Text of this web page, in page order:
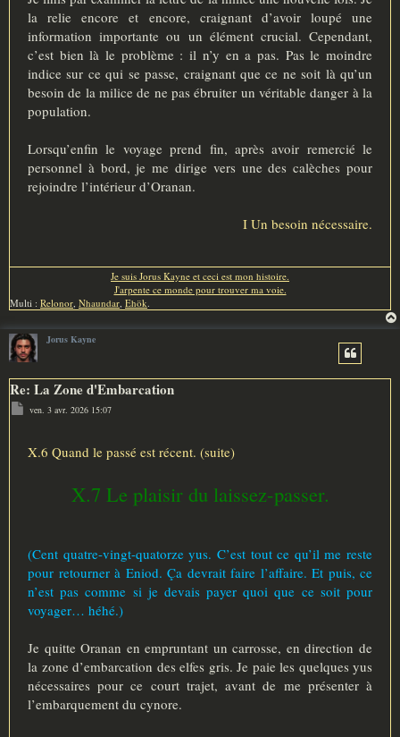
la relie encore et encore, craignant d’avoir loupé une
information importante ou un élément crucial. Cependant,
c’est bien là le problème : il n’y en a pas. Pas le moindre
indice sur ce qui se passe, craignant que ce ne soit là qu’un
besoin de la milice de ne pas ébruiter un véritable danger à la
population.
Lorsqu’enfin le voyage prend fin, après avoir remercié le
personnel à bord, je me dirige vers une des calèches pour
rejoindre l’intérieur d’Oranan.
I Un besoin nécessaire.
Je suis Jorus Kayne et ceci est mon histoire.
J'arpente ce monde pour trouver ma voie.
Multi : Relonor, Nhaundar, Ehök.
Jorus Kayne
Re: La Zone d'Embarcation
a
g
ven. 3 avr. 2026 15:07
X.6 Quand le passé est récent. (suite)
X.7 Le plaisir du laissez-passer.
(Cent quatre-vingt-quatorze yus. C’est tout ce qu’il me reste
pour retourner à Eniod. Ça devrait faire l’affaire. Et puis, ce
n’est pas comme si je devais payer quoi que ce soit pour
voyager… héhé.)
Je quitte Oranan en empruntant un carrosse, en direction de
la zone d’embarcation des elfes gris. Je paie les quelques yus
nécessaires pour ce court trajet, avant de me présenter à
l’embarquement du cynore.